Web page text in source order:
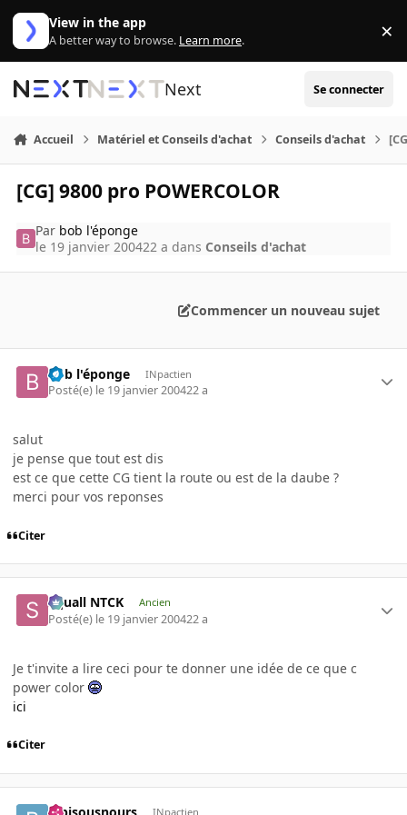
Aller au contenu
View in the app
A better way to browse. Learn more. ×
Next Se connecter
Accueil Matériel et Conseils d'achat Conseils d'achat
[CG] 9800 pro POWERCOLOR
Par bob l'éponge
le 19 janvier 200422 a dans Conseils d'achat
Commencer un nouveau sujet
bob l'éponge INpactien
Posté(e) le 19 janvier 200422 a
salut
je pense que tout est dis
est ce que cette CG tient la route ou est de la daube ?
merci pour vos reponses
Citer
Squall NTCK Ancien
Posté(e) le 19 janvier 200422 a
Je t'invite a lire ceci pour te donner une idée de ce que c
power color
ici
Citer
INpactien